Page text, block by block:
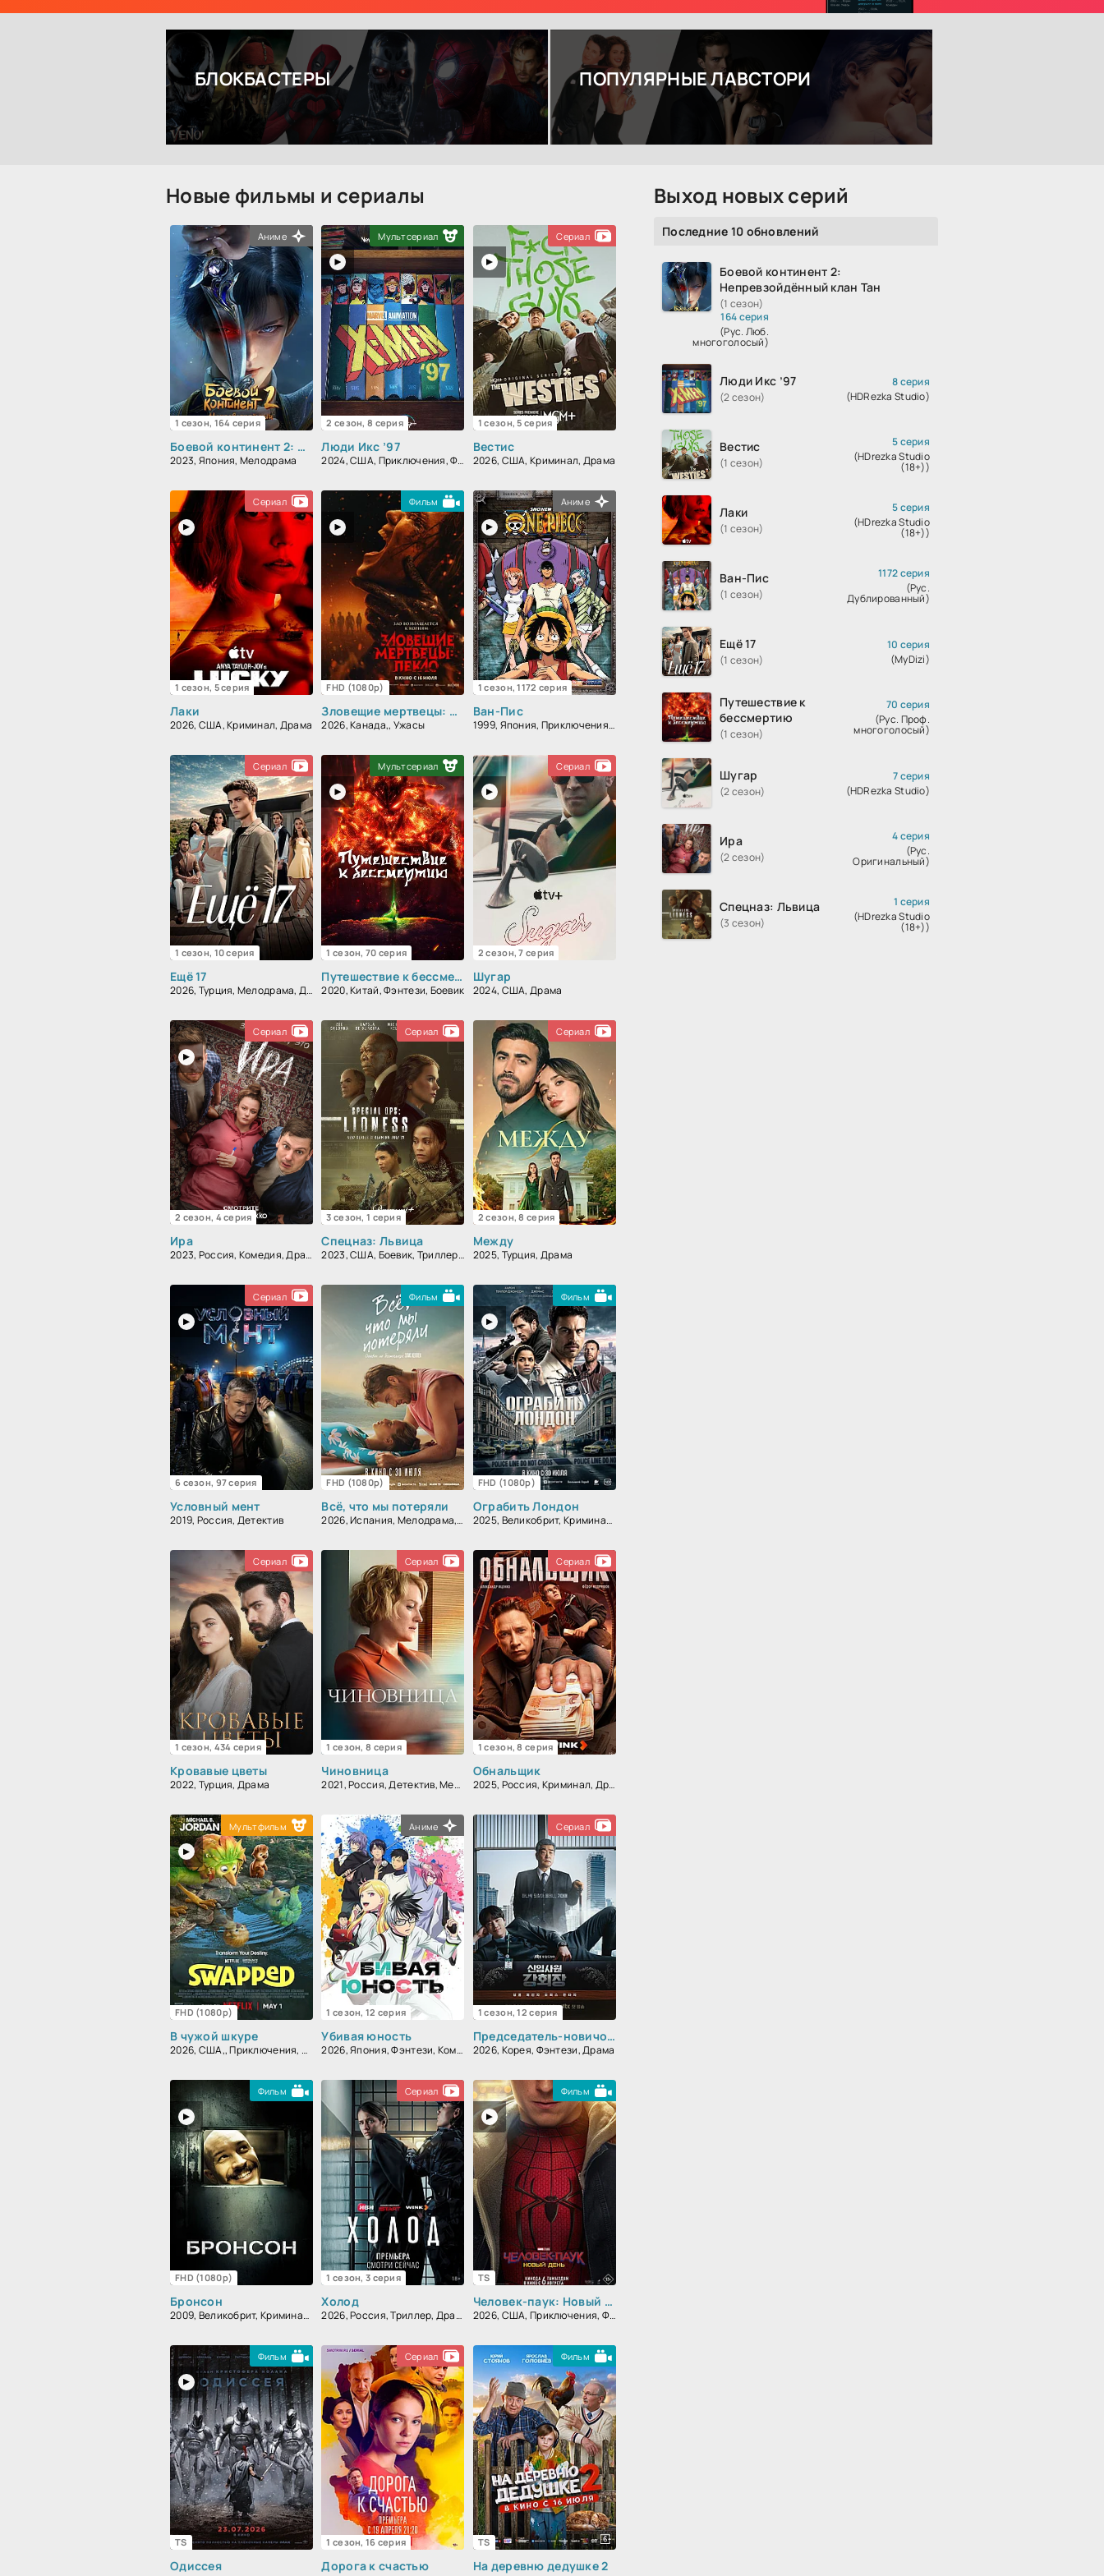
БЛОКБАСТЕРЫ ПОПУЛЯРНЫЕ ЛАВСТОРИ
Новые фильмы и сериалы
1 сезон, 164 серия
Аниме
Боевой континент 2: Непревзойдённый клан Тан
2023, Япония, Мелодрама
2 сезон, 8 серия
Мультсериал
Люди Икс ’97
2024, США, Приключения, Фантастика, Фэнтези, Семейный, Боевик
1 сезон, 5 серия
Сериал
Вестис
2026, США, Криминал, Драма
1 сезон, 5 серия
Сериал
Лаки
2026, США, Криминал, Драма
FHD (1080p)
Фильм
Зловещие мертвецы: Пекло
2026, Канада,, Ужасы
1 сезон, 1172 серия
Аниме
Ван-Пис
1999, Япония, Приключения, Фэнтези, Комедия, Боевик, Зарубежный, Мелодрама, Драма
1 сезон, 10 серия
Сериал
Ещё 17
2026, Турция, Мелодрама, Драма
1 сезон, 70 серия
Мультсериал
Путешествие к бессмертию
2020, Китай, Фэнтези, Боевик
2 сезон, 7 серия
Сериал
Шугар
2024, США, Драма
2 сезон, 4 серия
Сериал
Ира
2023, Россия, Комедия, Драма
3 сезон, 1 серия
Сериал
Спецназ: Львица
2023, США, Боевик, Триллер, Драма
2 сезон, 8 серия
Сериал
Между
2025, Турция, Драма
6 сезон, 97 серия
Сериал
Условный мент
2019, Россия, Детектив
FHD (1080p)
Фильм
Всё, что мы потеряли
2026, Испания, Мелодрама, Драма
FHD (1080p)
Фильм
Ограбить Лондон
2025, Великобрит, Криминал, Детектив, Боевик, Триллер
1 сезон, 434 серия
Сериал
Кровавые цветы
2022, Турция, Драма
1 сезон, 8 серия
Сериал
Чиновница
2021, Россия, Детектив, Мелодрама, Драма
1 сезон, 8 серия
Сериал
Обнальщик
2025, Россия, Криминал, Драма
FHD (1080p)
Мультфильм
В чужой шкуре
2026, США,, Приключения, Фэнтези, Семейный, Комедия, Мультфильм
1 сезон, 12 серия
Аниме
Убивая юность
2026, Япония, Фэнтези, Комедия, Боевик, Мультфильм, Аниме
1 сезон, 12 серия
Сериал
Председатель-новичок Кан / Новый сотрудник, председатель Кан
2026, Корея, Фэнтези, Драма
FHD (1080p)
Фильм
Бронсон
2009, Великобрит, Криминал, Биографический, Боевик, Зарубежный, Драма
1 сезон, 3 серия
Сериал
Холод
2026, Россия, Триллер, Драма
TS
Фильм
Человек-паук: Новый день
2026, США, Приключения, Фантастика, Фэнтези, Боевик
TS
Фильм
Одиссея
1 сезон, 16 серия
Сериал
Дорога к счастью
TS
Фильм
На деревню дедушке 2
Выход новых серий
Последние 10 обновлений
Боевой континент 2:
Непревзойдённый клан Тан
(1 сезон)
164 серия
(Рус. Люб.
многоголосый)
Люди Икс ’97
(2 сезон)
8 серия
(HDRezka Studio)
Вестис
(1 сезон)
5 серия
(HDrezka Studio
(18+))
Лаки
(1 сезон)
5 серия
(HDrezka Studio
(18+))
Ван-Пис
(1 сезон)
1172 серия
(Рус.
Дублированный)
Ещё 17
(1 сезон)
10 серия
(MyDizi)
Путешествие к
бессмертию
(1 сезон)
70 серия
(Рус. Проф.
многоголосый)
Шугар
(2 сезон)
7 серия
(HDRezka Studio)
Ира
(2 сезон)
4 серия
(Рус.
Оригинальный)
Спецназ: Львица
(3 сезон)
1 серия
(HDrezka Studio
(18+))